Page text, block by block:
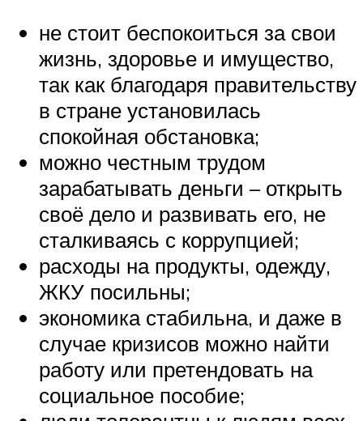
не стоит беспокоиться за свои
жизнь, здоровье и имущество,
так как благодаря правительству
в стране установилась
спокойная обстановка;
можно честным трудом
зарабатывать деньги – открыть
своё дело и развивать его, не
сталкиваясь с коррупцией;
расходы на продукты, одежду,
ЖКУ посильны;
экономика стабильна, и даже в
случае кризисов можно найти
работу или претендовать на
социальное пособие;